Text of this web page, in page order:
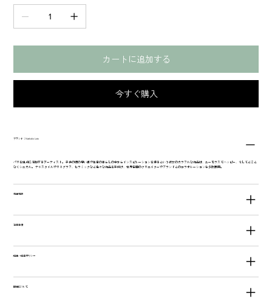
カートに追加する
今すぐ購入
ブランド：Nathalie Lete
パリを拠点に活動するアーティスト。 子供の頃の思い出や毎日の暮らしの中からインスピレーションを得るという彼女のカラフルな作品は、ユーモラスでハッピー、そしてどこと
なくシニカル。 テキスタイルやリトグラフ、セラミックなど色々な作品を手掛け、世界各国のクリエイターやブランドとのコラボレーションも多数展開。
商品情報
注意事項
返品・返金ポリシー
配送について